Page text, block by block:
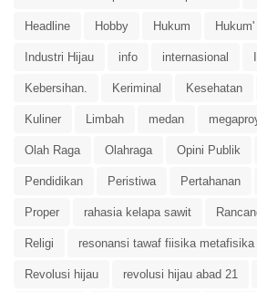
Headline Hobby Hukum Hukum'
Industri Hijau info internasional
Kebersihan. Keriminal Kesehatan
Kuliner Limbah medan
Olah Raga Olahraga Opini Publik
Pendidikan Peristiwa Pertahanan
Proper rahasia kelapa sawit
Religi resonansi tawaf fiisika metafisika
Revolusi hijau revolusi hijau abad 21